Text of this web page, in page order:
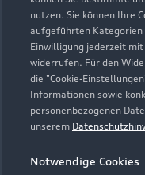
nutzen. Sie können Ihre
aufgeführten Kategorien
Einwilligung jederzeit
widerrufen. Für den
die "Cookie-
Informationen sowie
personenbezogenen
unserem
Notwendige Cookies
Alle Modelle
Modelle vergleichen
Elektromodelle
Plug-in-Hybride
Kaufen & leasen
Neuwagensuche
Gebrauchtwagen
Finanzierung
Service &
Saisonale Angebote
Support
Kundenservice